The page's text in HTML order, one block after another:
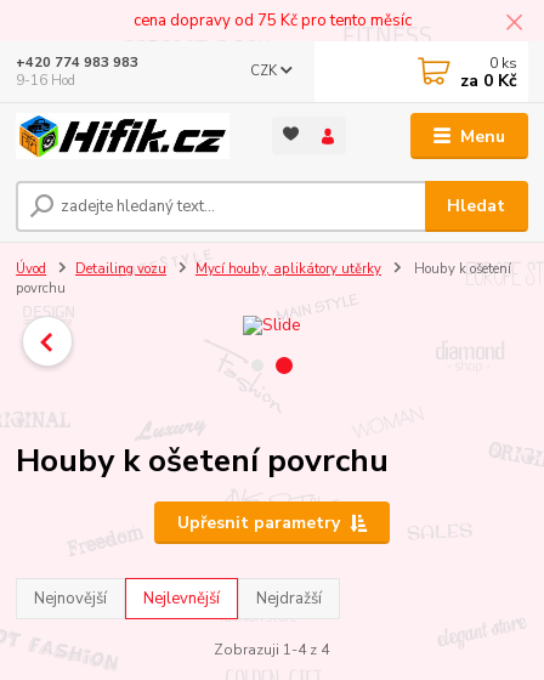
cena dopravy od 75 Kč pro tento měsíc
Menu
CZK
Hledat
+420 774 983 983
9-16 Hod
0 ks
za 0 Kč
Úvod Detailing vozu Mycí houby, aplikátory utěrky
Houby k ošetení
povrchu
Houby k ošetení povrchu
Upřesnit parametry
Nejnovější Nejlevnější Nejdražší
Zobrazuji 1-4 z 4